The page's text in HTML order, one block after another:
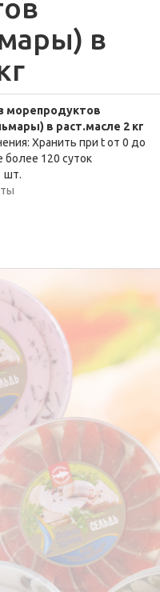
в
морепродуктов
в раст.масле 2 кг
Хранить при t от 0 до
более 120 суток
шт.